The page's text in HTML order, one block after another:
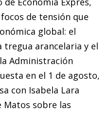
de tensión que
global: el
tregua arancelaria y el
Administración
en el 1 de agosto,
con Isabela Lara
Matos sobre las